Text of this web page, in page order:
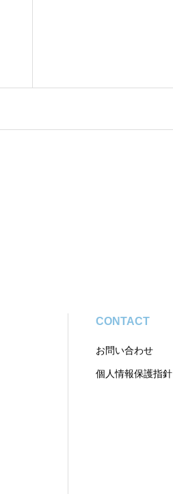
CONTACT
お問い合わせ
個人情報保護指針